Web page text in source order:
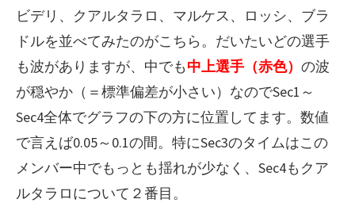
ビデリ、クアルタラロ、マルケス、ロッシ、ブラ
ドルを並べてみたのがこちら。だいたいどの選手
も波がありますが、中でも中上選手（赤色） の波
が穏やか（＝標準偏差が小さい）なのでSec1～
Sec4全体でグラフの下の方に位置してます。数値
で言えば0.05～0.1の間。特にSec3のタイムはこの
メンバー中でもっとも揺れが少なく、Sec4もクア
ルタラロについて２番目。